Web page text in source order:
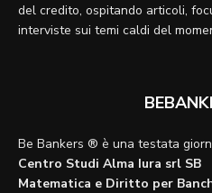
del credito, ospitando articoli,
interviste sui temi caldi del
Be Bankers ® è una testata
Centro Studi Alma Iura srl SB
Matematica e Diritto per